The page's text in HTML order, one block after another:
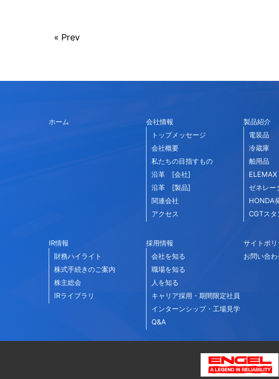
« Prev
ホーム
会社情報
トップメッセージ
会社概要
私たちの目指すもの
沿革 [会社]
沿革 [製品]
関連会社
アクセス
製品紹介
電装品
冷蔵庫
舶用品
ELEMAX
ゼネレー
HONDA
CGTスタ
IR情報
財務ハイライト
株式手続きのご案内
株主総会
IRライブラリ
採用情報
会社を知る
職場を知る
人を知る
キャリア採用・期間限定社員
インターンシップ・工場見学
Q&A
サイトポリ
お問い合わ